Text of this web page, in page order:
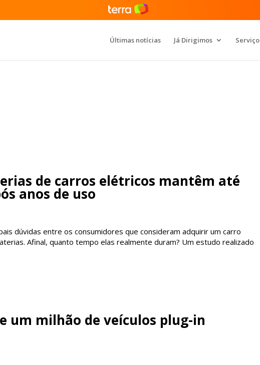
Últimas notícias Já Dirigimos Serviço
de carros elétricos mantêm até
anos de uso
dúvidas entre os consumidores que consideram adquirir um carro
Afinal, quanto tempo elas realmente duram? Um estudo realizado
um milhão de veículos plug-in